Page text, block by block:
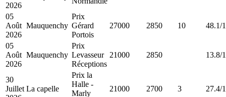
2026
05
Août
2026
Mauquenchy
Prix
Gérard
Portois
27000 2850 10 48.1/1
05
Août
2026
Mauquenchy
Prix
Levasseur
Réceptions
21000 2850 13.8/1
30
Juillet La capelle
Prix la
Halle -
Marly
21000 2700 3 27.4/1